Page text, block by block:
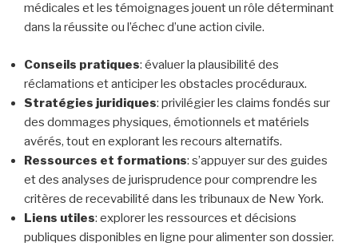
médicales et les témoignages jouent un rôle déterminant
dans la réussite ou l’échec d’une action civile.
Conseils pratiques: évaluer la plausibilité des
réclamations et anticiper les obstacles procéduraux.
Stratégies juridiques: privilégier les claims fondés sur
des dommages physiques, émotionnels et matériels
avérés, tout en explorant les recours alternatifs.
Ressources et formations: s’appuyer sur des guides
et des analyses de jurisprudence pour comprendre les
critères de recevabilité dans les tribunaux de New York.
Liens utiles: explorer les ressources et décisions
publiques disponibles en ligne pour alimenter son dossier.